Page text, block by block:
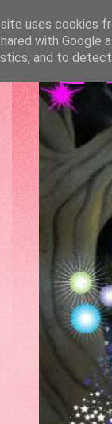
uses cookies
with Google
and to detect